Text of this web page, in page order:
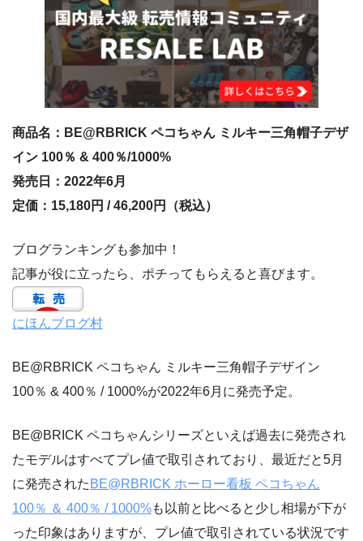
商品名：BE@RBRICK ペコちゃん ミルキー三角帽子デザ
イン 100％ & 400％/1000%
発売日：2022年6月
定価：15,180円 / 46,200円（税込）
ブログランキングも参加中！
記事が役に立ったら、ポチってもらえると喜びます。
にほんブログ村
BE@RBRICK ペコちゃん ミルキー三角帽子デザイン
100％ & 400％ / 1000%が2022年6月に発売予定。
BE@BRICK ペコちゃんシリーズといえば過去に発売され
たモデルはすべてプレ値で取引されており、最近だと5月
に発売された BE@RBRICK ホーロー看板 ペコちゃん
100％ ＆ 400％ / 1000%も以前と比べると少し相場が下が
った印象はありますが、プレ値で取引されている状況です